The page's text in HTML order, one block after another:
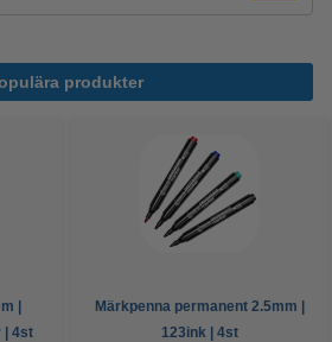
produkter
|
| 4st
Märkpenna permanent 2.5mm |
123ink | 4st